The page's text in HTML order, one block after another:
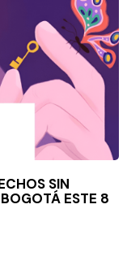
SIN
ESTE 8